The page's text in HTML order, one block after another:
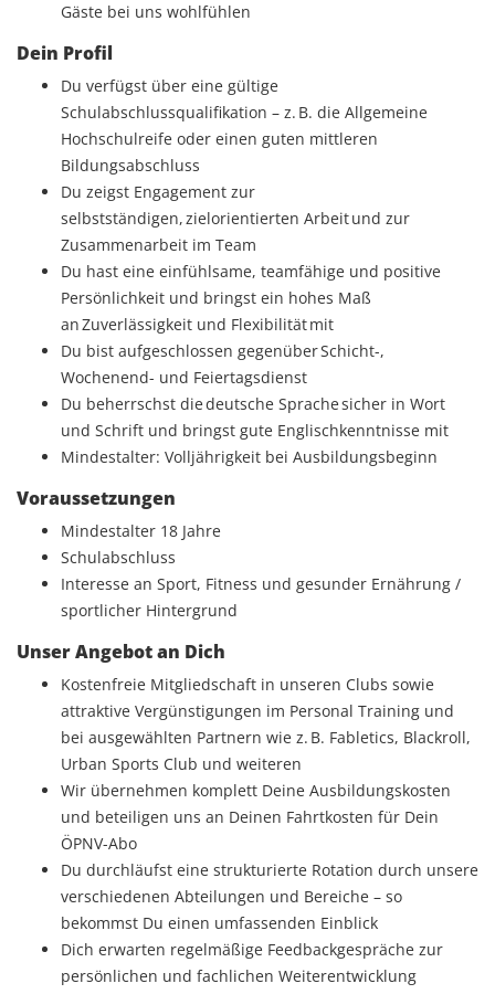
Gäste bei uns wohlfühlen
Dein Profil
Du verfügst über eine gültige
Schulabschlussqualifikation – z. B. die Allgemeine
Hochschulreife oder einen guten mittleren
Bildungsabschluss
Du zeigst Engagement zur
selbstständigen, zielorientierten Arbeit und zur
Zusammenarbeit im Team
Du hast eine einfühlsame, teamfähige und positive
Persönlichkeit und bringst ein hohes Maß
an Zuverlässigkeit und Flexibilität mit
Du bist aufgeschlossen gegenüber Schicht-,
Wochenend- und Feiertagsdienst
Du beherrschst die deutsche Sprache sicher in Wort
und Schrift und bringst gute Englischkenntnisse mit
Mindestalter: Volljährigkeit bei Ausbildungsbeginn
Voraussetzungen
Mindestalter 18 Jahre
Schulabschluss
Interesse an Sport, Fitness und gesunder Ernährung /
sportlicher Hintergrund
Unser Angebot an Dich
Kostenfreie Mitgliedschaft in unseren Clubs sowie
attraktive Vergünstigungen im Personal Training und
bei ausgewählten Partnern wie z. B. Fabletics, Blackroll,
Urban Sports Club und weiteren
Wir übernehmen komplett Deine Ausbildungskosten
und beteiligen uns an Deinen Fahrtkosten für Dein
ÖPNV-Abo
Du durchläufst eine strukturierte Rotation durch unsere
verschiedenen Abteilungen und Bereiche – so
bekommst Du einen umfassenden Einblick
Dich erwarten regelmäßige Feedbackgespräche zur
persönlichen und fachlichen Weiterentwicklung